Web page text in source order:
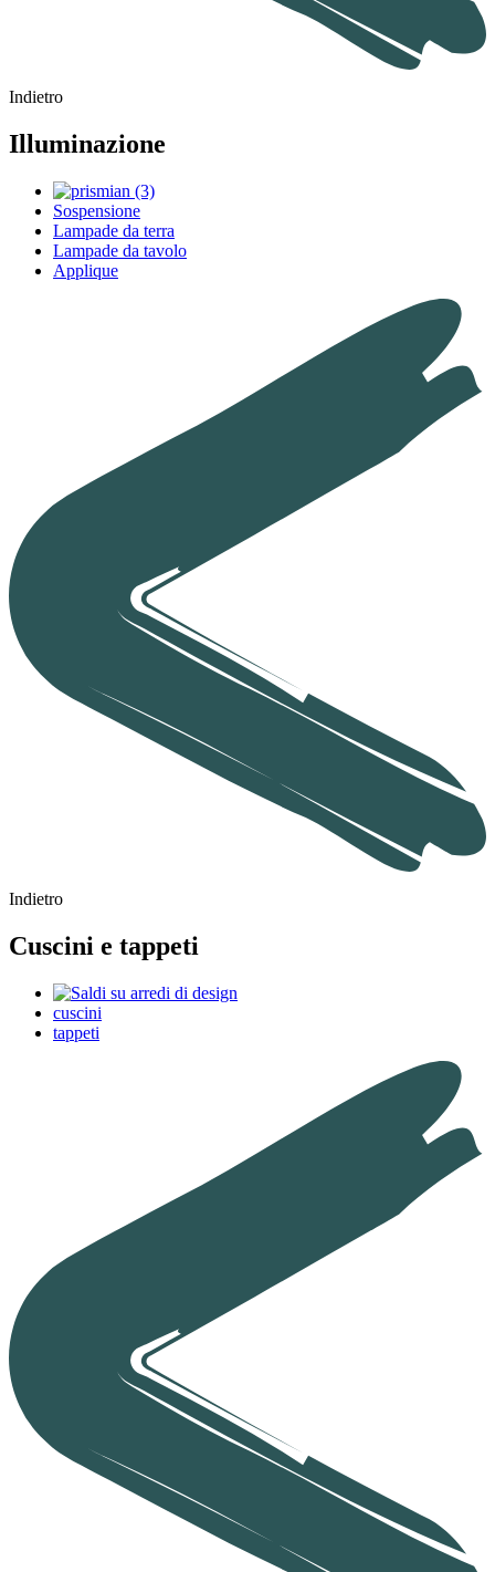
Indietro
Illuminazione
Sospensione
Lampade da terra
Lampade da tavolo
Applique
Indietro
Cuscini e tappeti
cuscini
tappeti